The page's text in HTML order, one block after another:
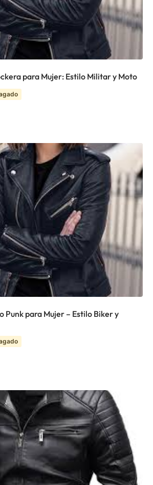
para Mujer: Estilo Militar y Moto
Punk para Mujer – Estilo Biker y